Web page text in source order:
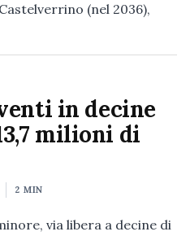
(nel 2036),
in decine
milioni di
2 MIN
via libera a decine di